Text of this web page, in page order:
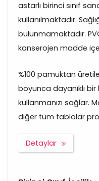
astarlı birinci sınıf
kullanılmaktadır.
bulunmamaktadır.
kanserojen madde
%100 pamuktan
boyunca dayanıklı
kullanmanızı sağlar.
diğer tüm tablolar
Detaylar